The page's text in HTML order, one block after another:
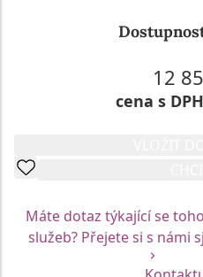
12
cena s
Máte dotaz týkající se
služeb? Přejete si s námi